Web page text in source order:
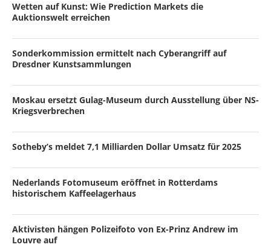
Wetten auf Kunst: Wie Prediction Markets die
Auktionswelt erreichen
Sonderkommission ermittelt nach Cyberangriff auf
Dresdner Kunstsammlungen
Moskau ersetzt Gulag-Museum durch Ausstellung über NS-
Kriegsverbrechen
Sotheby’s meldet 7,1 Milliarden Dollar Umsatz für 2025
Nederlands Fotomuseum eröffnet in Rotterdams
historischem Kaffeelagerhaus
Aktivisten hängen Polizeifoto von Ex-Prinz Andrew im
Louvre auf